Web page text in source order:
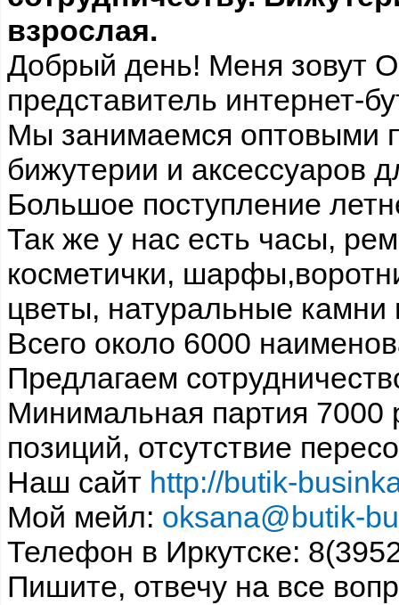
взрослая.
Добрый день! Меня зовут
представитель интернет-
Мы занимаемся оптовыми
бижутерии и аксессуаров
Большое поступление
Так же у нас есть часы,
косметички,
цветы, натуральные камни
Всего около 6000
Предлагаем
Минимальная партия 7000
позиций, отсутствие
Наш сайт http://butik-
Мой мейл: oksana@butik-
Телефон в Иркутске:
Пишите, отвечу на все